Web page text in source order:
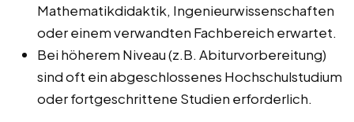
Mathematikdidaktik, Ingenieurwissenschaften
oder einem verwandten Fachbereich erwartet.
Bei höherem Niveau (z.B. Abiturvorbereitung)
sind oft ein abgeschlossenes Hochschulstudium
oder fortgeschrittene Studien erforderlich.